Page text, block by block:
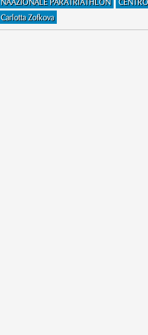
NAAZIONALE PARATRIATHLON
Carlotta Zofkova